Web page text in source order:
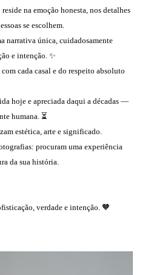
na emoção honesta, nos detalhes
se escolhem.
narrativa única, cuidadosamente
e intenção. ✨
cada casal e do respeito absoluto
hoje e apreciada daqui a décadas —
humana. ⏳
estética, arte e significado.
procuram uma experiência
da sua história.
verdade e intenção. 🧡